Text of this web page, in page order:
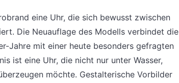
eine Uhr, die sich bewusst zwischen
Die Neuauflage des Modells verbindet die
Jahre mit einer heute besonders gefragten
ist eine Uhr, die nicht nur unter Wasser,
möchte. Gestalterische Vorbilder